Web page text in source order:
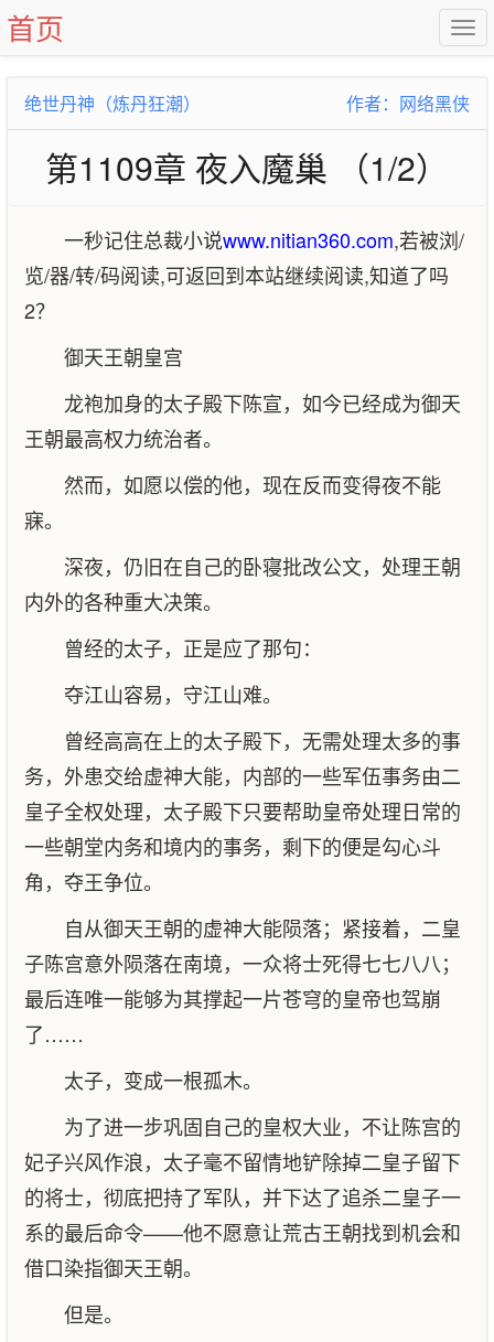
首页
绝世丹神（炼丹狂潮） 作者：网络黑侠
第1109章 夜入魔巢 （1/2）
一秒记住总裁小说www.nitian360.com,若被浏/
览/器/转/码阅读,可返回到本站继续阅读,知道了吗
2？
御天王朝皇宫
龙袍加身的太子殿下陈宣，如今已经成为御天
王朝最高权力统治者。
然而，如愿以偿的他，现在反而变得夜不能
寐。
深夜，仍旧在自己的卧寝批改公文，处理王朝
内外的各种重大决策。
曾经的太子，正是应了那句：
夺江山容易，守江山难。
曾经高高在上的太子殿下，无需处理太多的事
务，外患交给虚神大能，内部的一些军伍事务由二
皇子全权处理，太子殿下只要帮助皇帝处理日常的
一些朝堂内务和境内的事务，剩下的便是勾心斗
角，夺王争位。
自从御天王朝的虚神大能陨落；紧接着，二皇
子陈宫意外陨落在南境，一众将士死得七七八八；
最后连唯一能够为其撑起一片苍穹的皇帝也驾崩
了……
太子，变成一根孤木。
为了进一步巩固自己的皇权大业，不让陈宫的
妃子兴风作浪，太子毫不留情地铲除掉二皇子留下
的将士，彻底把持了军队，并下达了追杀二皇子一
系的最后命令——他不愿意让荒古王朝找到机会和
借口染指御天王朝。
但是。